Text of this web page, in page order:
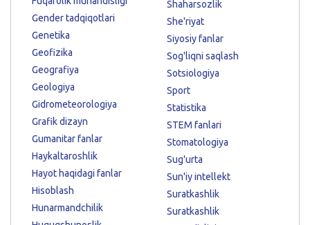
Gender tadqiqotlari
Genetika
Geofizika
Geografiya
Geologiya
Gidrometeorologiya
Grafik dizayn
Gumanitar fanlar
Haykaltaroshlik
Hayot haqidagi fanlar
Hisoblash
Hunarmandchilik
Shaharsozlik
She'riyat
Siyosiy fanlar
Sog'liqni saqlash
Sotsiologiya
Sport
Statistika
STEM fanlari
Stomatologiya
Sug'urta
Sun'iy intellekt
Suratkashlik
Suratkashlik